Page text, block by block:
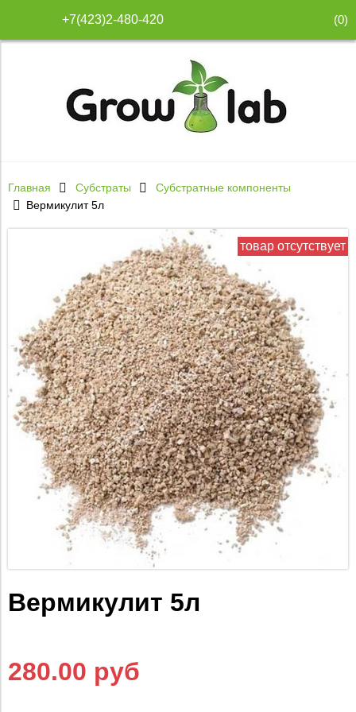
+7(423)2-480-420 (0)
Главная Субстраты
Субстратные компоненты
Вермикулит 5л
товар отсутствует
Вермикулит 5л
280.00 руб